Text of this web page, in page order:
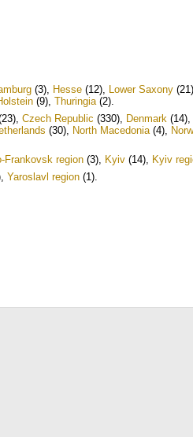
(3), Hesse (12), Lower Saxony (21)
(9), Thuringia(2).
, Czech Republic (330), Denmark (14),
(30), North Macedonia(4),
Frankovsk region (3), Kyiv (14), Kyiv
, Yaroslavl region (1).